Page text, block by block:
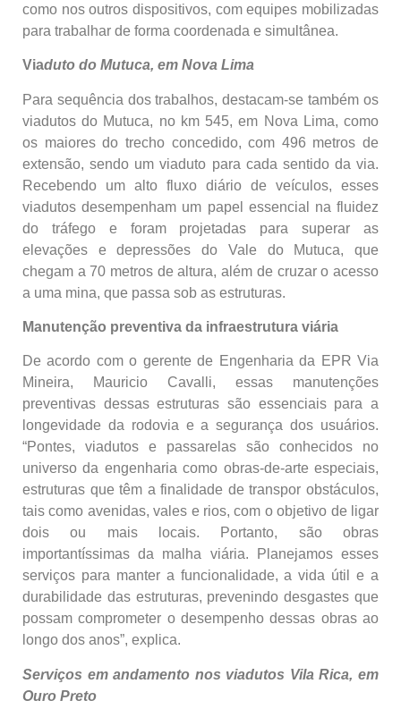
como nos outros dispositivos, com equipes mobilizadas
para trabalhar de forma coordenada e simultânea.
Viaduto do Mutuca, em Nova Lima
Para sequência dos trabalhos, destacam-se também os
viadutos do Mutuca, no km 545, em Nova Lima, como
os maiores do trecho concedido, com 496 metros de
extensão, sendo um viaduto para cada sentido da via.
Recebendo um alto fluxo diário de veículos, esses
viadutos desempenham um papel essencial na fluidez
do tráfego e foram projetadas para superar as
elevações e depressões do Vale do Mutuca, que
chegam a 70 metros de altura, além de cruzar o acesso
a uma mina, que passa sob as estruturas.
Manutenção preventiva da infraestrutura viária
De acordo com o gerente de Engenharia da EPR Via
Mineira, Mauricio Cavalli, essas manutenções
preventivas dessas estruturas são essenciais para a
longevidade da rodovia e a segurança dos usuários.
“Pontes, viadutos e passarelas são conhecidos no
universo da engenharia como obras-de-arte especiais,
estruturas que têm a finalidade de transpor obstáculos,
tais como avenidas, vales e rios, com o objetivo de ligar
dois ou mais locais. Portanto, são obras
importantíssimas da malha viária. Planejamos esses
serviços para manter a funcionalidade, a vida útil e a
durabilidade das estruturas, prevenindo desgastes que
possam comprometer o desempenho dessas obras ao
longo dos anos”, explica.
Serviços em andamento nos viadutos Vila Rica, em
Ouro Preto